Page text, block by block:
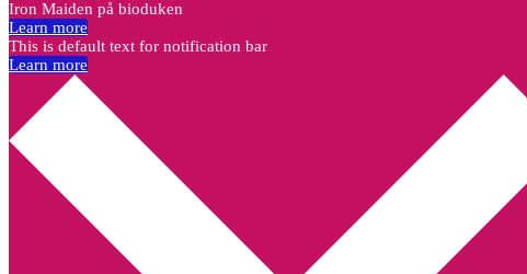
Iron Maiden på bioduken
Learn more
This is default text for notification bar
Learn more